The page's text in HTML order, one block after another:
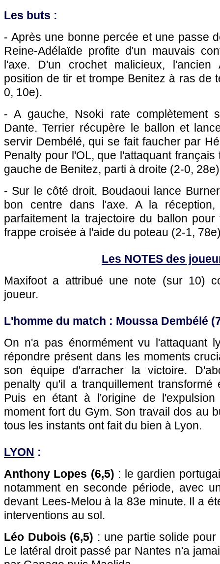
Les buts :
- Après une bonne percée et une passe
Reine-Adélaïde profite d'un mauvais
l'axe. D'un crochet malicieux,
position de tir et trompe Benitez à ras de
0, 10e).
- A gauche, Nsoki rate complètement
Dante. Terrier récupère le ballon et
servir Dembélé, qui se fait faucher par
Penalty pour l'OL, que l'attaquant
gauche de Benitez, parti à droite (2-0,
- Sur le côté droit, Boudaoui lance
bon centre dans l'axe. A la
parfaitement la trajectoire du ballon
frappe croisée à l'aide du poteau (2-1,
Les NOTES des
Maxifoot a attribué une note (sur 10)
joueur.
L'homme du match : Moussa Dembélé
On n'a pas énormément vu l'attaquant
répondre présent dans les moments
son équipe d'arracher la victoire.
penalty qu'il a tranquillement transformé
Puis en étant à l'origine de
moment fort du Gym. Son travail dos au
tous les instants ont fait du bien à Lyon.
LYON :
Anthony Lopes (6,5) : le gardien
notamment en seconde période, avec
devant Lees-Melou à la 83e minute. Il a
interventions au sol.
Léo Dubois (6,5) : une partie solide
Le latéral droit passé par Nantes n'a